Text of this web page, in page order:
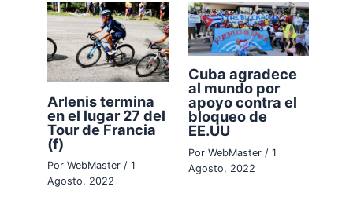
Arlenis termina
en el lugar 27 del
Tour de Francia
(f)
PorWebMaster /1
Agosto, 2022
Cuba agradece
al mundo por
apoyo contra el
bloqueo de
EE.UU
Por WebMaster / 1
Agosto, 2022